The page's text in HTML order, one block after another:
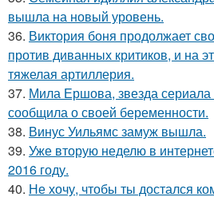
вышла на новый уровень.
36. Виктория боня продолжает
против диванных критиков, и на
тяжелая артиллерия.
37. Мила Ершова, звезда
сообщила о своей беременности.
38. Винус Уильямс замуж вышла.
39. Уже вторую неделю в
2016 году.
40. Не хочу, чтобы ты достался